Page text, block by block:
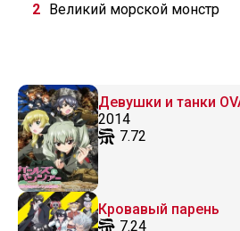
Великий морской монстр
Девушки и танки
2014
7.72
Кровавый парень
7.24